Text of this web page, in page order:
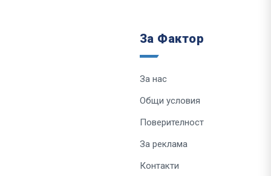
За Фактор
За нас
Общи условия
Поверителност
За реклама
Контакти